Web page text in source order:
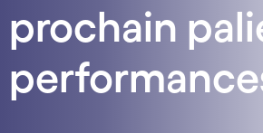
prochain